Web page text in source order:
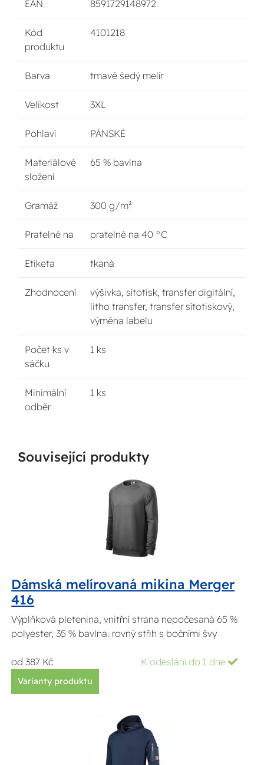
EAN 8591729148972
Kód
produktu
4101218
Barva tmavě šedý melír
Velikost 3XL
Pohlaví PÁNSKÉ
Materiálové
složení
65 % bavlna
Gramáž 300 g/m²
Pratelné na pratelné na 40 °C
Etiketa tkaná
Zhodnocení
výšivka, sítotisk, transfer digitální,
litho transfer, transfer sítotiskový,
výměna labelu
Počet ks v
sáčku
1 ks
Minimální
odběr
1 ks
Související produkty
Dámská melírovaná mikina Merger
416
Výplňková pletenina, vnitřní strana nepočesaná 65 %
polyester, 35 % bavlna. rovný střih s bočními švy
od 387 Kč K odeslání do 1 dne
Varianty produktu